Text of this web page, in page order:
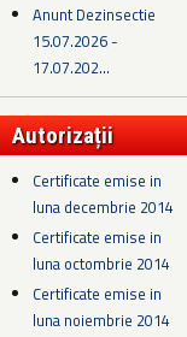
Anunt Dezinsectie
15.07.2026 -
17.07.202...
Autorizații
Certificate emise in
luna decembrie 2014
Certificate emise in
luna octombrie 2014
Certificate emise in
luna noiembrie 2014